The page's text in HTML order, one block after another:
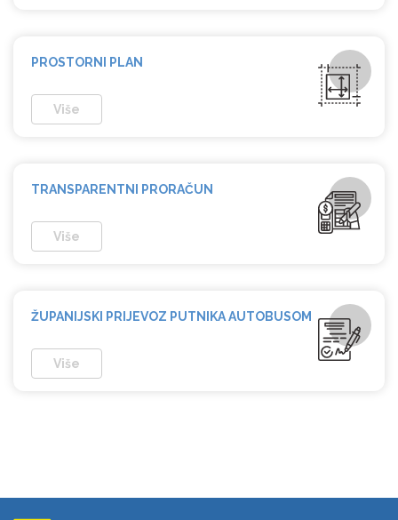
PROSTORNI PLAN
Više
TRANSPARENTNI PRORAČUN
Više
ŽUPANIJSKI PRIJEVOZ PUTNIKA AUTOBUSOM
Više